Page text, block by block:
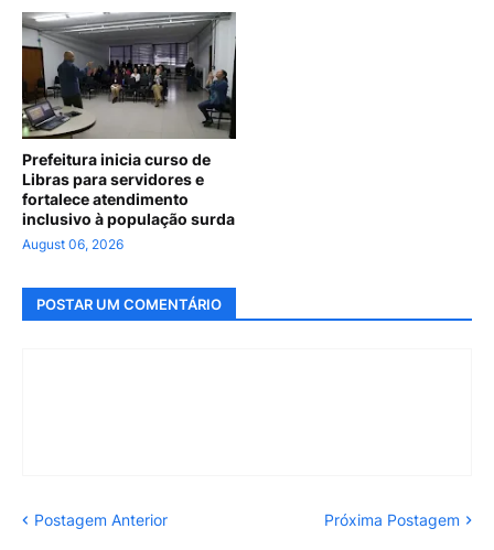
Prefeitura inicia curso de
Libras para servidores e
fortalece atendimento
inclusivo à população surda
August 06, 2026
POSTAR UM COMENTÁRIO
Postagem Anterior Próxima Postagem